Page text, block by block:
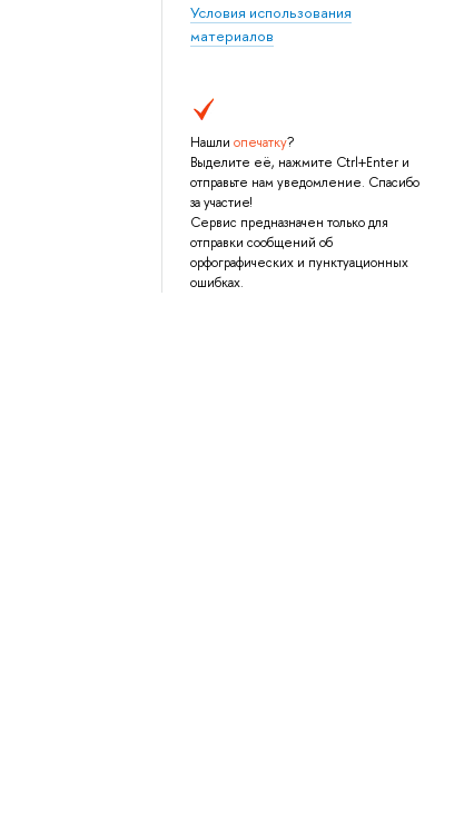
Условия использования
материалов
Нашли опечатку?
Выделите её, нажмите Ctrl+Enter и
отправьте нам уведомление. Спасибо
за участие!
Сервис предназначен только для
отправки сообщений об
орфографических и пунктуационных
ошибках.